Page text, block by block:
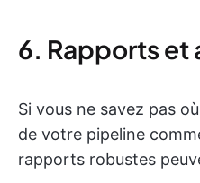
6. Rapports et
Si vous ne savez pas
de votre pipeline
rapports robustes